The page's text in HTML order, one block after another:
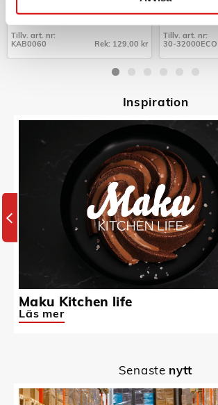
Art nr:
KAB0060
Tillv. art. nr:
KAB0060
Rek: 129,00 kr
Art nr:
30-32000ECO
Tillv. art. nr:
30-32000ECO
Inspiration
Maku Kitchen life
Läs mer
Senaste nytt